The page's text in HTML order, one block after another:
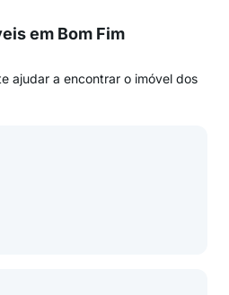
em Bom Fim
ajudar a encontrar o imóvel dos